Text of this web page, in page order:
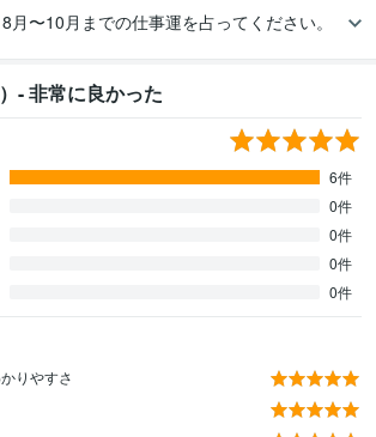
月〜10月までの仕事運を占ってください。
- 非常に良かった
6件
0件
0件
0件
0件
りやすさ